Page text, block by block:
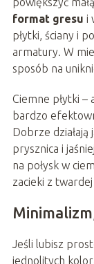
format gresu i
płytki, ściany i
armatury. W
sposób na
Ciemne płytki
bardzo
Dobrze
prysznica i
na połysk w
zacieki z
Jeśli lubisz
jednolitych